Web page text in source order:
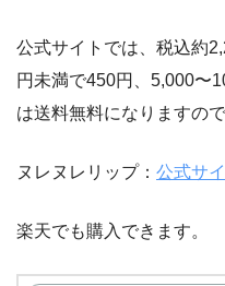
公式サイトでは、税込約
円未満で450円、5,000〜
は送料無料になりますの
ヌレヌレリップ： 公式サ
楽天でも購入できます。